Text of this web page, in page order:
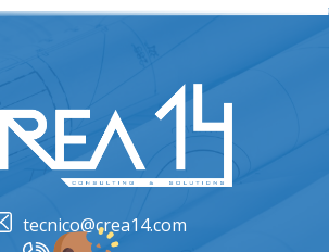
tecnico@crea14.com